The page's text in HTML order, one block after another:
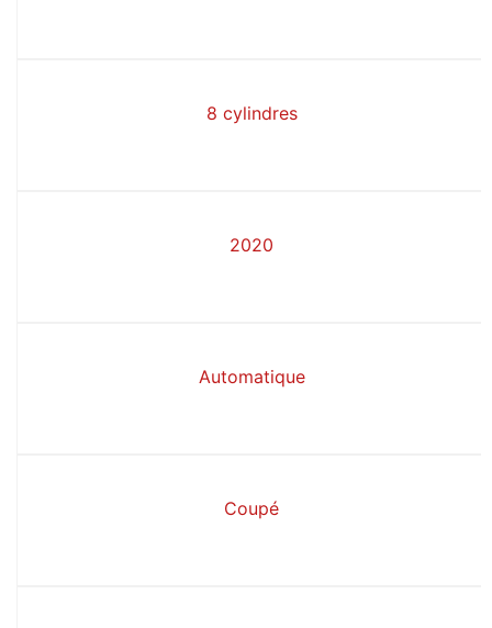
8 cylindres
2020
Automatique
Coupé